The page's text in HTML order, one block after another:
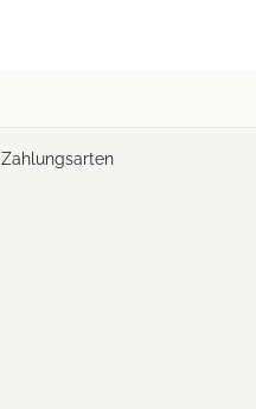
Zahlungsarten